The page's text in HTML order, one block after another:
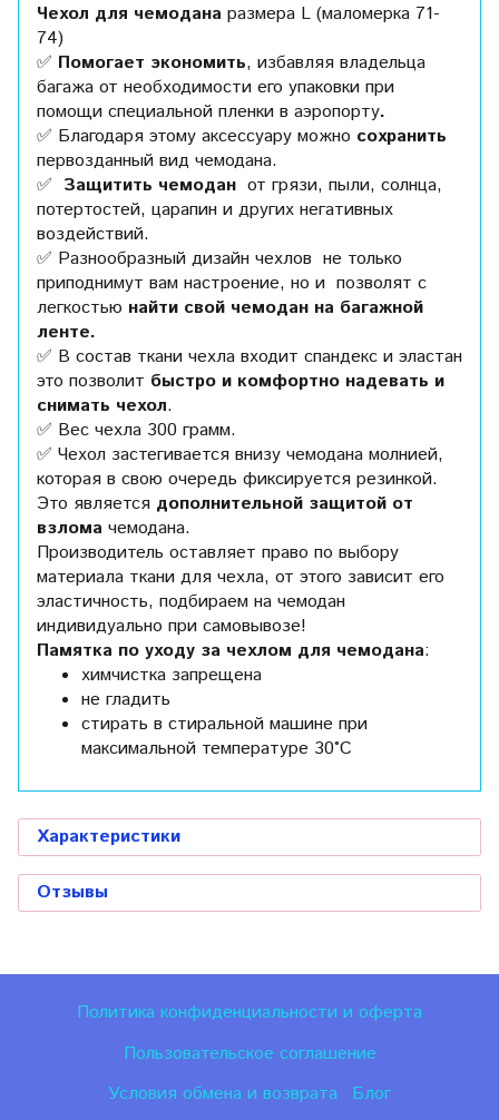
Чехол для чемодана размера L (маломерка 71-
74)
✅ Помогает экономить, избавляя владельца
багажа от необходимости его упаковки при
помощи специальной пленки в аэропорту.
✅ Благодаря этому аксессуару можно сохранить
первозданный вид чемодана.
✅ Защитить чемодан от грязи, пыли, солнца,
потертостей, царапин и других негативных
воздействий.
✅ Разнообразный дизайн чехлов не только
приподнимут вам настроение, но и позволят с
легкостью найти свой чемодан на багажной
ленте.
✅ В состав ткани чехла входит спандекс и эластан
это позволит быстро и комфортно надевать и
снимать чехол.
✅ Вес чехла 300 грамм.
✅ Чехол застегивается внизу чемодана молнией,
которая в свою очередь фиксируется резинкой.
Это является дополнительной защитой от
взлома чемодана.
Производитель оставляет право по выбору
материала ткани для чехла, от этого зависит его
эластичность, подбираем на чемодан
индивидуально при самовывозе!
Памятка по уходу за чехлом для чемодана:
химчистка запрещена
не гладить
стирать в стиральной машине при
максимальной температуре 30°C
Характеристики
Отзывы
Политика конфиденциальности и оферта
Пользовательское соглашение
Условия обмена и возврата
Блог